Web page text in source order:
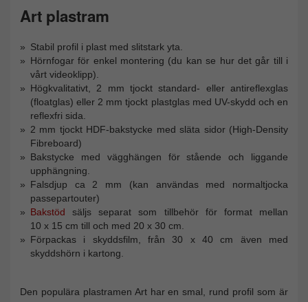
Art plastram
Stabil profil i plast med slitstark yta.
Hörnfogar för enkel montering (du kan se hur det går till i
vårt videoklipp).
Högkvalitativt, 2 mm tjockt standard- eller antireflexglas
(floatglas) eller 2 mm tjockt plastglas med UV-skydd och en
reflexfri sida.
2 mm tjockt HDF-bakstycke med släta sidor (High-Density
Fibreboard)
Bakstycke med vägghängen för stående och liggande
upphängning.
Falsdjup ca 2 mm (kan användas med normaltjocka
passepartouter)
Bakstöd säljs separat som tillbehör för format mellan
10 x 15 cm till och med 20 x 30 cm.
Förpackas i skyddsfilm, från 30 x 40 cm även med
skyddshörn i kartong.
Den populära plastramen Art har en smal, rund profil som är